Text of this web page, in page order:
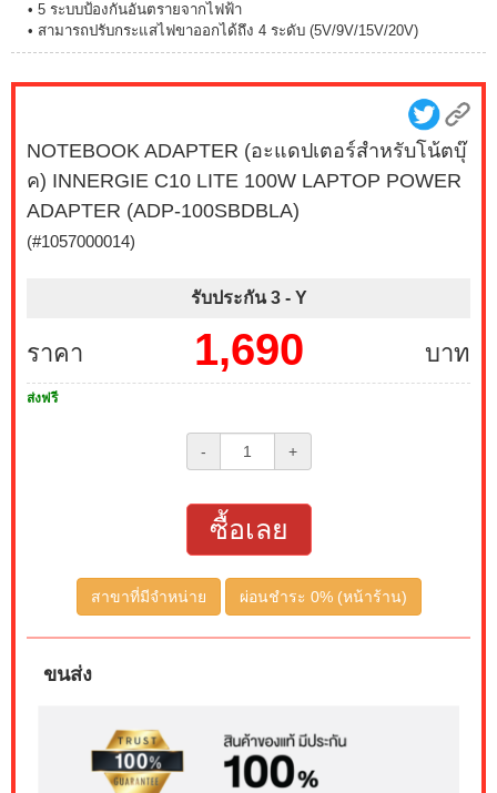
• 5 ระบบป้องกันอันตรายจากไฟฟ้า
• สามารถปรับกระแสไฟขาออกได้ถึง 4 ระดับ (5V/9V/15V/20V)
NOTEBOOK ADAPTER (อะแดปเตอร์สำหรับโน้ตบุ๊
ค) INNERGIE C10 LITE 100W LAPTOP POWER
ADAPTER (ADP-100SBDBLA)
(#1057000014)
รับประกัน 3 - Y
ราคา บาท
1,690
ส่งฟรี
- +
ซื้อเลย
สาขาที่มีจำหน่าย ผ่อนชำระ 0% (หน้าร้าน)
ขนส่ง